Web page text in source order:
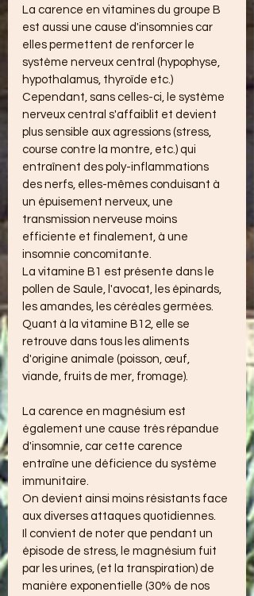
La carence en vitamines du groupe B
est aussi une cause d'insomnies car
elles permettent de renforcer le
système nerveux central (hypophyse,
hypothalamus, thyroïde etc.)
Cependant, sans celles-ci, le système
nerveux central s'affaiblit et devient
plus sensible aux agressions (stress,
course contre la montre, etc.) qui
entraînent des poly-inflammations
des nerfs, elles-mêmes conduisant à
un épuisement nerveux, une
transmission nerveuse moins
efficiente et finalement, à une
insomnie concomitante.
La vitamine B1 est présente dans le
pollen de Saule, l'avocat, les épinards,
les amandes, les céréales germées.
Quant à la vitamine B12, elle se
retrouve dans tous les aliments
d'origine animale (poisson, œuf,
viande, fruits de mer, fromage).
La carence en magnésium est
également une cause très répandue
d'insomnie, car cette carence
entraîne une déficience du système
immunitaire.
On devient ainsi moins résistants face
aux diverses attaques quotidiennes.
Il convient de noter que pendant un
épisode de stress, le magnésium fuit
par les urines, (et la transpiration) de
manière exponentielle (30% de nos